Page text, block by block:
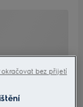
bez přijetí